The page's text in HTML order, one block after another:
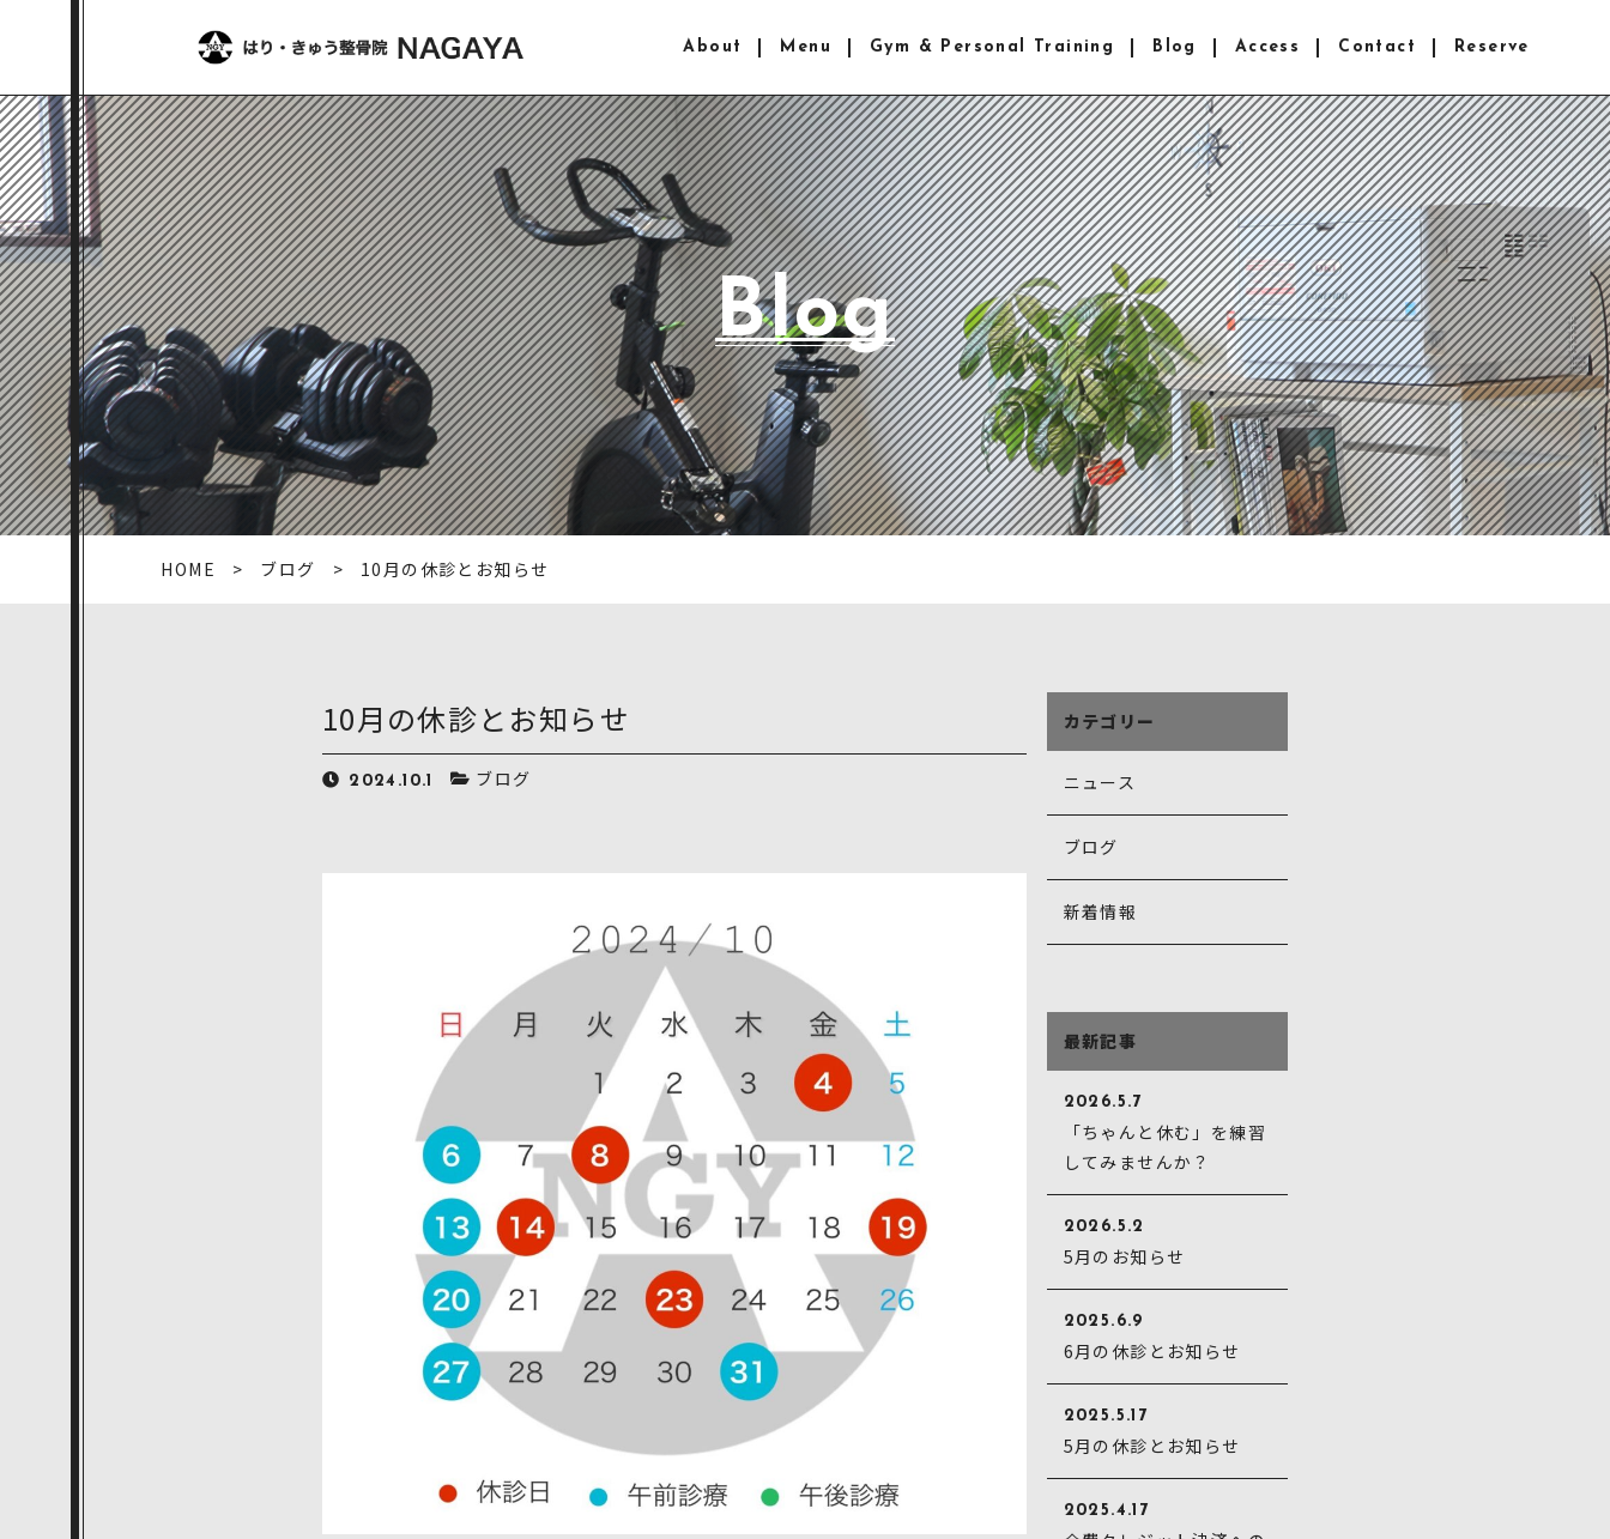
About Menu Gym & Personal Training Blog Access Contact Reserve
Blog
HOME ブログ 10月の休診とお知らせ
10月の休診とお知らせ
2024.10.1 ブログ
カテゴリー
ニュース
ブログ
新着情報
最新記事
2026.5.7
「ちゃんと休む」を練習
してみませんか？
2026.5.2
5月のお知らせ
2025.6.9
6月の休診とお知らせ
2025.5.17
5月の休診とお知らせ
2025.4.17